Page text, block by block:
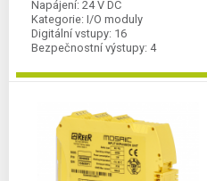
Napájení: 24 V DC
Kategorie: I/O moduly
Digitální vstupy: 16
Bezpečnostní výstupy: 4